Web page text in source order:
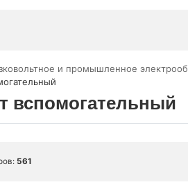
и промышленное
вспомогательный
561